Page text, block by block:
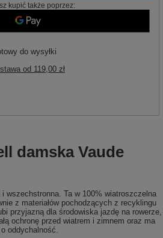
kupić także poprzez:
do wysyłki
od 119,00 zł
damska Vaude
wszechstronna. Ta w 100% wiatroszczelna
z materiałów pochodzących z recyklingu
przyjazną dla środowiska jazdę na rowerze,
ochronę przed wiatrem i zimnem oraz ma
oddychalność.